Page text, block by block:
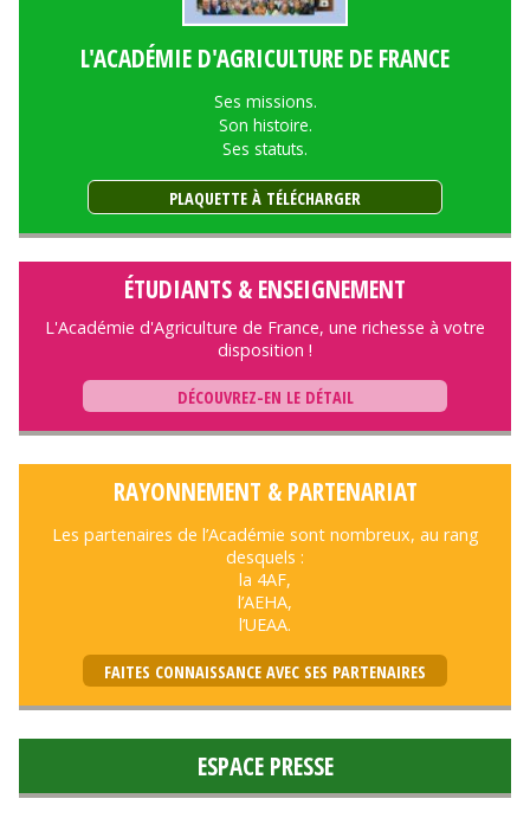
L'ACADÉMIE D'AGRICULTURE DE FRANCE
Ses missions.
Son histoire.
Ses statuts.
PLAQUETTE À TÉLÉCHARGER
ÉTUDIANTS & ENSEIGNEMENT
L'Académie d'Agriculture de France, une richesse à votre
disposition !
DÉCOUVREZ-EN LE DÉTAIL
RAYONNEMENT & PARTENARIAT
Les partenaires de l’Académie sont nombreux, au rang
desquels :
la 4AF,
l’AEHA,
l’UEAA.
FAITES CONNAISSANCE AVEC SES PARTENAIRES
ESPACE PRESSE